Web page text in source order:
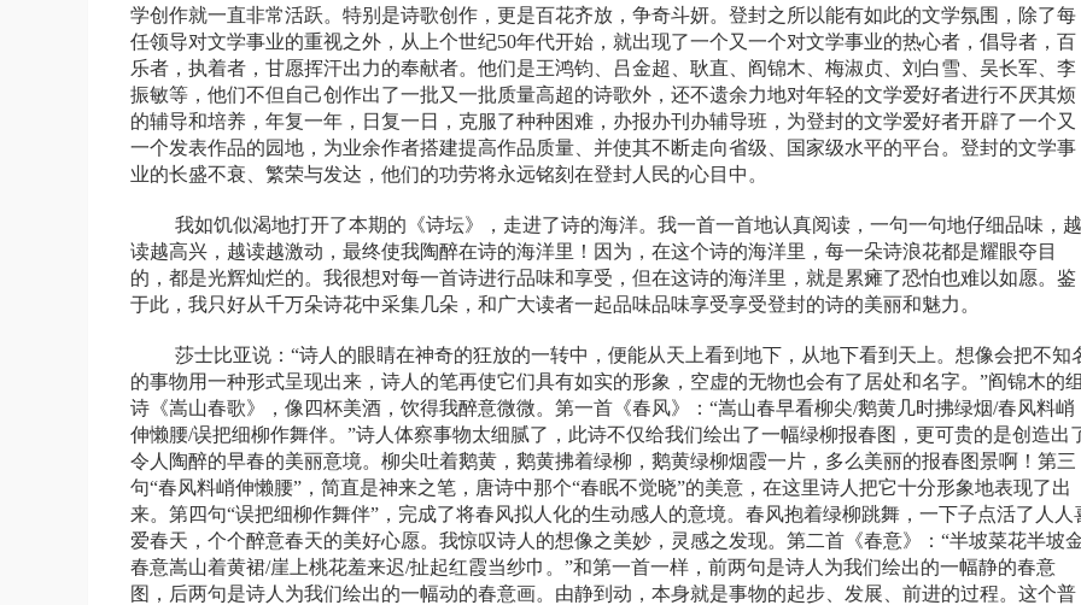
学创作就一直非常活跃。特别是诗歌创作，更是百花齐放，争奇斗妍。登封之所以能有如此的文学氛围，除了每
任领导对文学事业的重视之外，从上个世纪50年代开始，就出现了一个又一个对文学事业的热心者，倡导者，百
乐者，执着者，甘愿挥汗出力的奉献者。他们是王鸿钧、吕金超、耿直、阎锦木、梅淑贞、刘白雪、吴长军、李
振敏等，他们不但自己创作出了一批又一批质量高超的诗歌外，还不遗余力地对年轻的文学爱好者进行不厌其烦
的辅导和培养，年复一年，日复一日，克服了种种困难，办报办刊办辅导班，为登封的文学爱好者开辟了一个又
一个发表作品的园地，为业余作者搭建提高作品质量、并使其不断走向省级、国家级水平的平台。登封的文学事
业的长盛不衰、繁荣与发达，他们的功劳将永远铭刻在登封人民的心目中。
我如饥似渴地打开了本期的《诗坛》，走进了诗的海洋。我一首一首地认真阅读，一句一句地仔细品味，越
读越高兴，越读越激动，最终使我陶醉在诗的海洋里！因为，在这个诗的海洋里，每一朵诗浪花都是耀眼夺目
的，都是光辉灿烂的。我很想对每一首诗进行品味和享受，但在这诗的海洋里，就是累瘫了恐怕也难以如愿。鉴
于此，我只好从千万朵诗花中采集几朵，和广大读者一起品味品味享受享受登封的诗的美丽和魅力。
莎士比亚说：“诗人的眼睛在神奇的狂放的一转中，便能从天上看到地下，从地下看到天上。想像会把不知
的事物用一种形式呈现出来，诗人的笔再使它们具有如实的形象，空虚的无物也会有了居处和名字。”阎锦木的组
诗《嵩山春歌》，像四杯美酒，饮得我醉意微微。第一首《春风》：“嵩山春早看柳尖/鹅黄几时拂绿烟/春风料峭
伸懒腰/误把细柳作舞伴。”诗人体察事物太细腻了，此诗不仅给我们绘出了一幅绿柳报春图，更可贵的是创造出
令人陶醉的早春的美丽意境。柳尖吐着鹅黄，鹅黄拂着绿柳，鹅黄绿柳烟霞一片，多么美丽的报春图景啊！第三
句“春风料峭伸懒腰”，简直是神来之笔，唐诗中那个“春眠不觉晓”的美意，在这里诗人把它十分形象地表现了出
来。第四句“误把细柳作舞伴”，完成了将春风拟人化的生动感人的意境。春风抱着绿柳跳舞，一下子点活了人人
爱春天，个个醉意春天的美好心愿。我惊叹诗人的想像之美妙，灵感之发现。第二首《春意》：“半坡菜花半坡
春意嵩山着黄裙/崖上桃花羞来迟/扯起红霞当纱巾。”和第一首一样，前两句是诗人为我们绘出的一幅静的春意
图，后两句是诗人为我们绘出的一幅动的春意画。由静到动，本身就是事物的起步、发展、前进的过程。这个普